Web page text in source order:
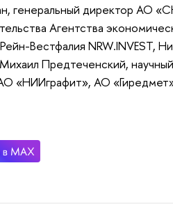
генеральный директор АО
Агентства
Вестфалия NRW.INVEST,
Предтеченский,
«НИИграфит», АО